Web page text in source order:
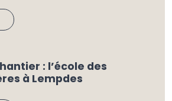
: l’école des
à Lempdes